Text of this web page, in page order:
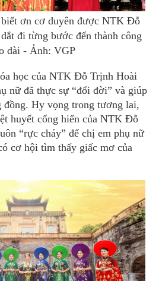
ơn cơ duyên được NTK Đỗ
đi từng bước đến thành công
dài - Ảnh: VGP
học của NTK Đỗ Trịnh Hoài
nữ đã thực sự “đổi đời” và giúp
Hy vọng trong tương lai,
huyết cống hiến của NTK Đỗ
“rực cháy” để chị em phụ nữ
cơ hội tìm thấy giấc mơ của